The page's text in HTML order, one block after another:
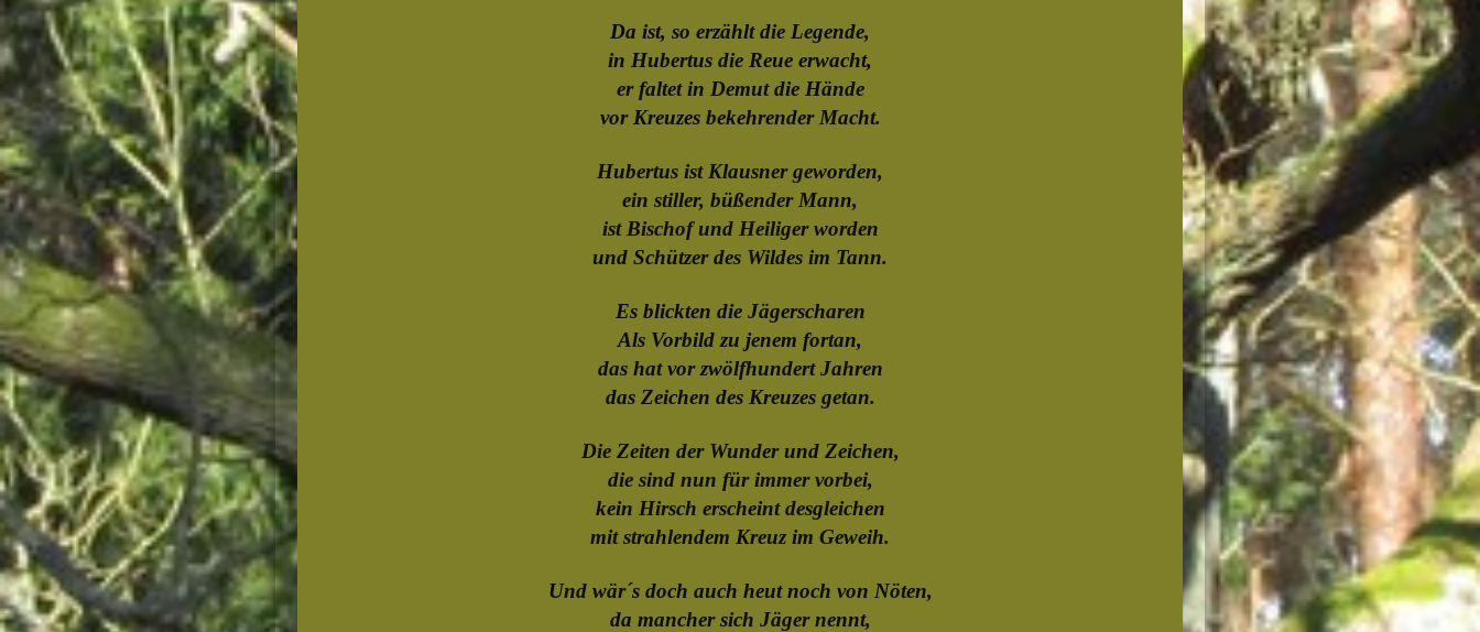
Da ist, so erzählt die Legende,
in Hubertus die Reue erwacht,
er faltet in Demut die Hände
vor Kreuzes bekehrender Macht.
Hubertus ist Klausner geworden,
ein stiller, büßender Mann,
ist Bischof und Heiliger worden
und Schützer des Wildes im Tann.
Es blickten die Jägerscharen
Als Vorbild zu jenem fortan,
das hat vor zwölfhundert Jahren
das Zeichen des Kreuzes getan.
Die Zeiten der Wunder und Zeichen,
die sind nun für immer vorbei,
kein Hirsch erscheint desgleichen
mit strahlendem Kreuz im Geweih.
Und wär´s doch auch heut noch von Nöten,
da mancher sich Jäger nennt,